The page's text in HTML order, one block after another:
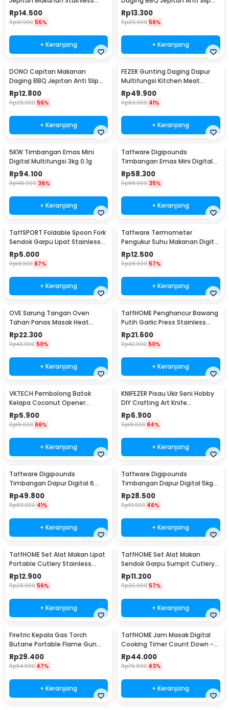
Steel 28.5cm - INU56
Rp14.500
Rp31.900 55%
+ Keranjang
Stainless Steel 304 9 Inch - D-
79
Rp13.300
Rp29.900 56%
+ Keranjang
DONO Capitan Makanan
Daging BBQ Jepitan Anti Slip
Stainless Steel 304 7 Inch - D-
79
Rp12.800
Rp28.900 56%
+ Keranjang
FEZER Gunting Daging Dapur
Multifungsi Kitchen Meat
Scissors 2in1 - 039
Rp49.900
Rp83.900 41%
+ Keranjang
5KW Timbangan Emas Mini
Digital Multifungsi 3kg 0.1g
Rp94.100
Rp146.900 36%
+ Keranjang
Taffware Digipounds
Timbangan Emas Mini Digital
Multifungsi 500g 0.1g - EK518
Rp58.300
Rp88.900 35%
+ Keranjang
TaffSPORT Foldable Spoon Fork
Sendok Garpu Lipat Stainless
Steel 410 - SVGF2
Rp5.000
Rp14.900 67%
+ Keranjang
Taffware Termometer
Pengukur Suhu Makanan Digital
Daging Kopi Susu - TP101
Rp12.500
Rp28.900 57%
+ Keranjang
OVE Sarung Tangan Oven
Tahan Panas Masak Heat
Resistant Gloves - 540F
Rp22.300
Rp43.900 50%
+ Keranjang
TaffHOME Penghancur Bawang
Putih Garlic Press Stainless
Steel - A42
Rp21.600
Rp42.900 50%
+ Keranjang
VKTECH Pembolong Batok
Kelapa Coconut Opener
Stainless Steel 1 PCS - 399
Rp5.900
Rp16.900 66%
+ Keranjang
KNIFEZER Pisau Ukir Seni Hobby
DIY Crafting Art Knife
Aluminium Handle - WL-9309
Rp6.900
Rp18.900 64%
+ Keranjang
Taffware Digipounds
Timbangan Dapur Digital 6
Satuan 1kg 0.1g - i2000
Rp49.800
Rp83.900 41%
+ Keranjang
Taffware Digipounds
Timbangan Dapur Digital 5kg
1g Kitchen Scale LCD - B05
Rp28.500
Rp51.900 46%
+ Keranjang
TaffHOME Set Alat Makan Lipat
Portable Cutlery Stainless
Steel 410 - AOTU
Rp12.900
Rp28.900 56%
+ Keranjang
TaffHOME Set Alat Makan
Sendok Garpu Sumpit Cutlery
with Pouch - CJ0091
Rp11.200
Rp25.900 57%
+ Keranjang
Firetric Kepala Gas Torch
Butane Portable Flame Gun
Adjustable - 807
Rp29.400
Rp54.900 47%
+ Keranjang
TaffHOME Jam Masak Digital
Cooking Timer Count Down -
DC101
Rp44.000
Rp75.900 43%
+ Keranjang